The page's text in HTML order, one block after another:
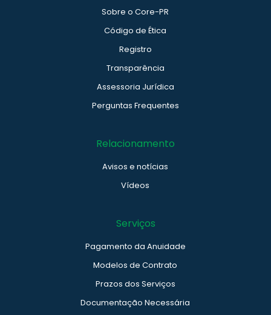
Sobre o Core-PR
Código de Ética
Registro
Transparência
Assessoria Jurídica
Perguntas Frequentes
Relacionamento
Avisos e notícias
Vídeos
Serviços
Pagamento da Anuidade
Modelos de Contrato
Prazos dos Serviços
Documentação Necessária